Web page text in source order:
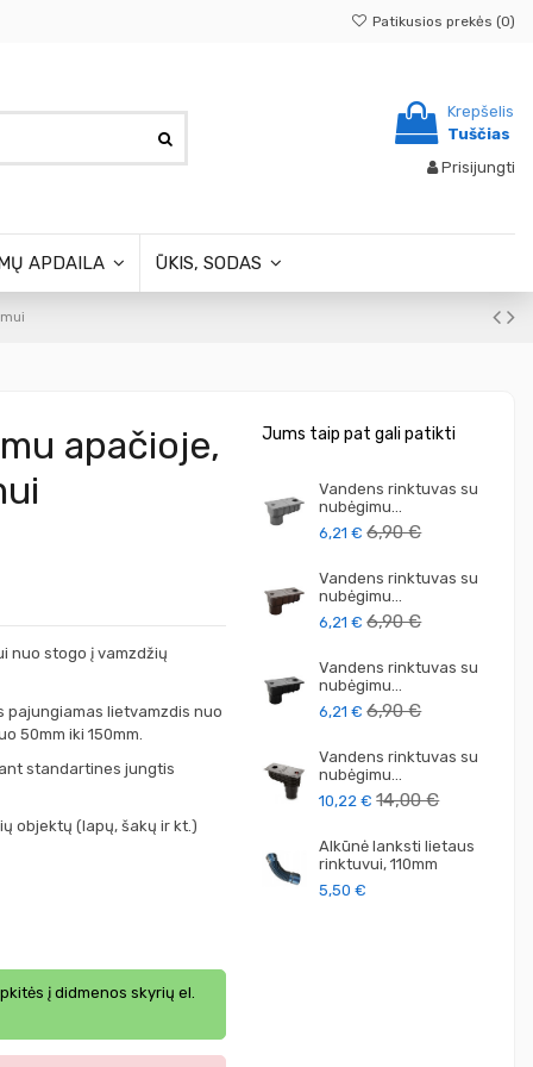
Patikusios prekės (0)
Krepšelis
Tuščias
Prisijungti
APDAILA ŪKIS, SODAS
apačioje,
nuo stogo į vamzdžių
pajungiamas lietvamzdis nuo
50mm iki 150mm.
standartines jungtis
objektų (lapų, šakų ir kt.)
į didmenos skyrių el.
Jums taip pat gali patikti
Vandens rinktuvas su
nubėgimu...
6,21 € 6,90 €
Vandens rinktuvas su
nubėgimu...
6,21 € 6,90 €
Vandens rinktuvas su
nubėgimu...
6,21 € 6,90 €
Vandens rinktuvas su
nubėgimu...
10,22 € 14,00 €
Alkūnė lanksti lietaus
rinktuvui, 110mm
5,50 €